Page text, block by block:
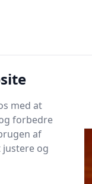
med at
forbedre
af
og